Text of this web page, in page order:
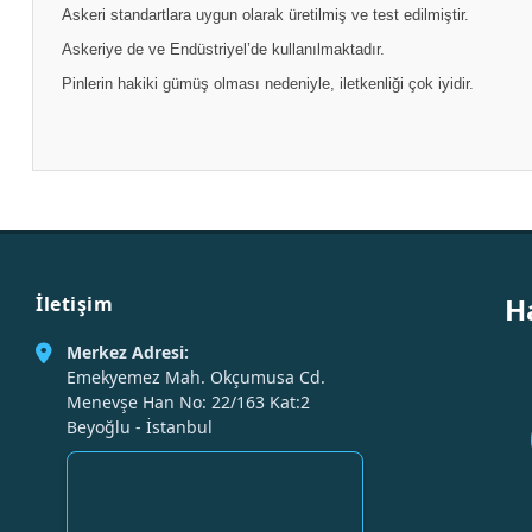
Askeri standartlara uygun olarak üretilmiş ve test edilmiştir.
Askeriye de ve Endüstriyel’de kullanılmaktadır.
Pinlerin hakiki gümüş olması nedeniyle, iletkenliği çok iyidir.
İletişim
Merkez Adresi:
Emekyemez Mah. Okçumusa Cd.
Menevşe Han No: 22/163 Kat:2
Beyoğlu - İstanbul